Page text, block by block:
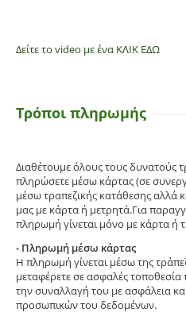
Δείτε το video με ένα ΚΛΙΚ ΕΔΩ
Τρόποι πληρωμής
Διαθέτουμε όλους τους δυνατούς
πληρώσετε μέσω κάρτας (σε
μέσω τραπεζικής κατάθεσης αλλά
μας με κάρτα ή μετρητά.Για
πληρωμή γίνεται μόνο με κάρτα ή
- Πληρωμή μέσω κάρτας
Η πληρωμή γίνεται μέσω της
μεταφέρετε σε ασφαλές τοποθεσία
την συναλλαγή του με ασφάλεια
προσωπικών του δεδομένων.